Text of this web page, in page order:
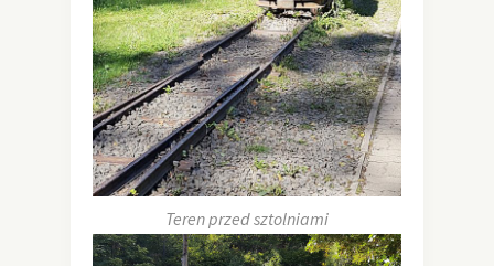
Teren przed sztolniami